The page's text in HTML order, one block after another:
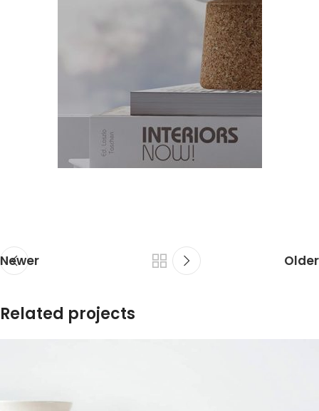
Newer Older
Related projects